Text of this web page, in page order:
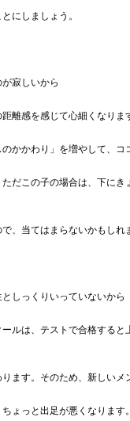
にしましょう。
寂しいから
離感を感じて心細くなりま
かかわり」を増やして、コ
だこの子の場合は、下にき
、当てはまらないかもしれ
しっくりいっていないから
ルは、テストで合格すると
ます。そのため、新しいメ
ょっと出足が悪くなります。